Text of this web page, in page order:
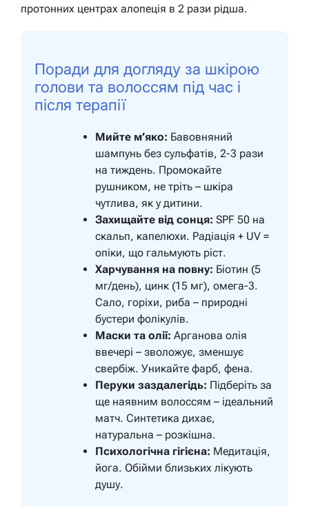
протонних центрах алопеція в 2 рази рідша.
Поради для догляду за шкірою
голови та волоссям під час і
після терапії
Мийте м’яко: Бавовняний
шампунь без сульфатів, 2-3 рази
на тиждень. Промокайте
рушником, не тріть – шкіра
чутлива, як у дитини.
Захищайте від сонця: SPF 50 на
скальп, капелюхи. Радіація + UV =
опіки, що гальмують ріст.
Харчування на повну: Біотин (5
мг/день), цинк (15 мг), омега-3.
Сало, горіхи, риба – природні
бустери фолікулів.
Маски та олії: Арганова олія
ввечері – зволожує, зменшує
свербіж. Уникайте фарб, фена.
Перуки заздалегідь: Підберіть за
ще наявним волоссям – ідеальний
матч. Синтетика дихає,
натуральна – розкішна.
Психологічна гігієна: Медитація,
йога. Обійми близьких лікують
душу.